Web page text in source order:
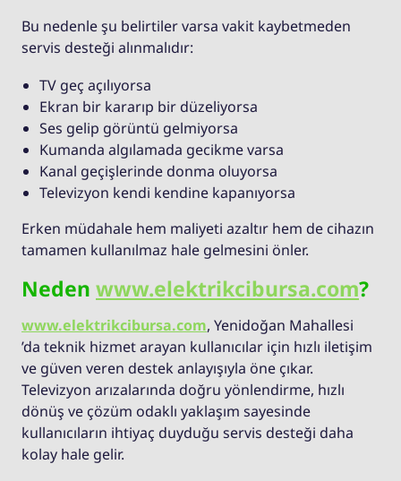
Bu nedenle şu belirtiler varsa vakit kaybetmeden
servis desteği alınmalıdır:
TV geç açılıyorsa
Ekran bir kararıp bir düzeliyorsa
Ses gelip görüntü gelmiyorsa
Kumanda algılamada gecikme varsa
Kanal geçişlerinde donma oluyorsa
Televizyon kendi kendine kapanıyorsa
Erken müdahale hem maliyeti azaltır hem de cihazın
tamamen kullanılmaz hale gelmesini önler.
Neden www.elektrikcibursa.com?
www.elektrikcibursa.com, Yenidoğan Mahallesi
’da teknik hizmet arayan kullanıcılar için hızlı iletişim
ve güven veren destek anlayışıyla öne çıkar.
Televizyon arızalarında doğru yönlendirme, hızlı
dönüş ve çözüm odaklı yaklaşım sayesinde
kullanıcıların ihtiyaç duyduğu servis desteği daha
kolay hale gelir.